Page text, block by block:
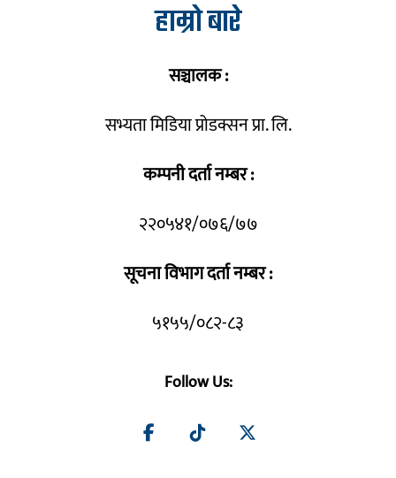
हाम्रो बारे
सञ्चालक :
सभ्यता मिडिया प्रोडक्सन प्रा. लि.
कम्पनी दर्ता नम्बर :
२२०५४१/०७६/७७
सूचना विभाग दर्ता नम्बर :
५१५५/०८२-८३
Follow Us: